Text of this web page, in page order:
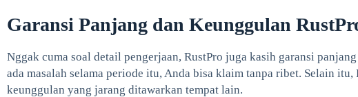
Garansi Panjang dan Keunggulan
Nggak cuma soal detail pengerjaan, RustPro juga kasih garansi
ada masalah selama periode itu, Anda bisa klaim tanpa ribet. Selain itu,
keunggulan yang jarang ditawarkan tempat lain.